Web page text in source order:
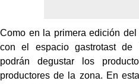
Como en la primera edición
con el espacio gastrotast de
podrán degustar los
productores de la zona. En